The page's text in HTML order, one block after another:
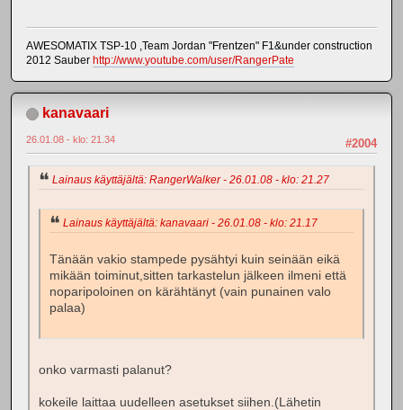
AWESOMATIX TSP-10 ,Team Jordan "Frentzen" F1&under construction
2012 Sauber http://www.youtube.com/user/RangerPate
kanavaari
#2004
26.01.08 - klo: 21.34
Lainaus käyttäjältä: RangerWalker - 26.01.08 - klo: 21.27
Lainaus käyttäjältä: kanavaari - 26.01.08 - klo: 21.17
Tänään vakio stampede pysähtyi kuin seinään eikä
mikään toiminut,sitten tarkastelun jälkeen ilmeni että
noparipoloinen on kärähtänyt (vain punainen valo
palaa)
onko varmasti palanut?
kokeile laittaa uudelleen asetukset siihen.(Lähetin